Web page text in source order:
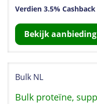
Verdien 3.5%
Bekijk aanbieding
Bulk NL
Bulk proteïne,